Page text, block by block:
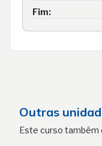
Fim:
Outras
Este curso também